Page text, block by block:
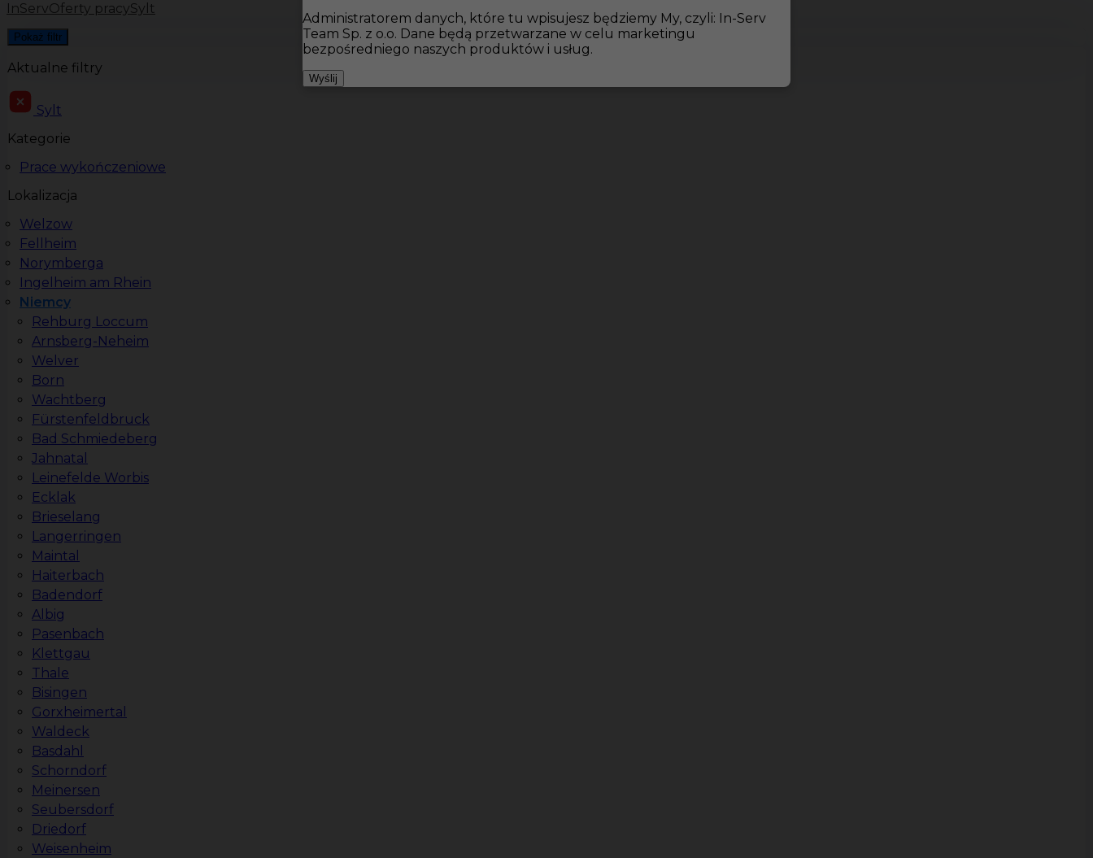
InServOferty pracySylt
Pokaż filtr
Aktualne filtry
Sylt
Kategorie
Prace wykończeniowe
Lokalizacja
Welzow
Fellheim
Norymberga
Ingelheim am Rhein
Niemcy
Rehburg Loccum
Arnsberg-Neheim
Welver
Born
Wachtberg
Fürstenfeldbruck
Bad Schmiedeberg
Jahnatal
Leinefelde Worbis
Ecklak
Brieselang
Langerringen
Maintal
Haiterbach
Badendorf
Albig
Pasenbach
Klettgau
Thale
Bisingen
Gorxheimertal
Waldeck
Basdahl
Schorndorf
Meinersen
Seubersdorf
Driedorf
Weisenheim
Administratorem danych, które tu wpisujesz będziemy My, czyli: In-Serv
Team Sp. z o.o. Dane będą przetwarzane w celu marketingu
bezpośredniego naszych produktów i usług.
Wyślij